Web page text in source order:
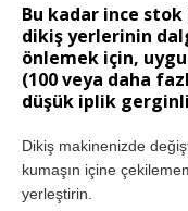
Bu kadar ince stok
dikiş yerlerinin
önlemek için,
(100 veya daha
düşük iplik
Dikiş makinenizde
kumaşın içine
yerleştirin.